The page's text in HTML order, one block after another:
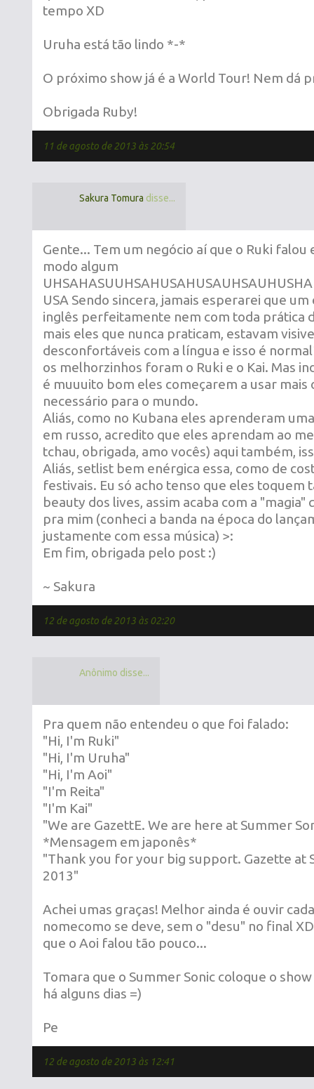
tempo XD
Uruha está tão lindo *-*
O próximo show já é a World Tour! Nem dá
Obrigada Ruby!
11 de agosto de 2013 às 20:54
Sakura Tomura disse...
Gente... Tem um negócio aí que o Ruki falou
modo algum
USA Sendo sincera, jamais esperarei que
inglês perfeitamente nem com toda prática
mais eles que nunca praticam, estavam
desconfortáveis com a língua e isso é
os melhorzinhos foram o Ruki e o Kai. Mas
é muuuito bom eles começarem a usar mais
necessário para o mundo.
Aliás, como no Kubana eles aprenderam
em russo, acredito que eles aprendam ao
tchau, obrigada, amo vocês) aqui também,
Aliás, setlist bem enérgica essa, como de
festivais. Eu só acho tenso que eles toquem
beauty dos lives, assim acaba com a "magia"
pra mim (conheci a banda na época do
justamente com essa música) >:
Em fim, obrigada pelo post :)
~ Sakura
12 de agosto de 2013 às 02:20
Anônimo disse...
Pra quem não entendeu o que foi falado:
"Hi, I'm Ruki"
"Hi, I'm Uruha"
"Hi, I'm Aoi"
"I'm Reita"
"I'm Kai"
"We are GazettE. We are here at Summer
*Mensagem em japonês*
"Thank you for your big support. Gazette at
2013"
Achei umas graças! Melhor ainda é ouvir
nomecomo se deve, sem o "desu" no final
que o Aoi falou tão pouco...
Tomara que o Summer Sonic coloque o
há alguns dias =)
Pe
12 de agosto de 2013 às 12:41